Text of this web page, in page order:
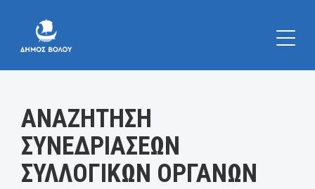
ΑΝΑΖΗΤΗΣΗ
ΣΥΝΕΔΡΙΑΣΕΩΝ
ΣΥΛΛΟΓΙΚΩΝ ΟΡΓΑΝΩΝ